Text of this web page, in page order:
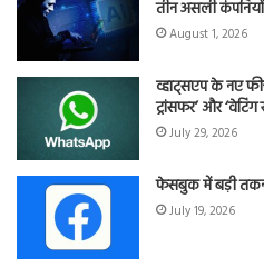
तीन असली
August 1, 2026
व्हाट्सएप के नए
ट्रांसफर’ और
July 29, 2026
फेसबुक में बड़ी
July 19, 2026